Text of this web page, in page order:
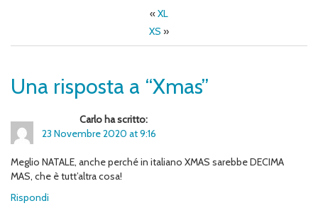
«XL
XS »
Una risposta a “Xmas”
Carlo ha scritto:
23 Novembre 2020 at 9:16
Meglio NATALE, anche perché in italiano XMAS sarebbe DECIMA
MAS, che è tutt’altra cosa!
Rispondi